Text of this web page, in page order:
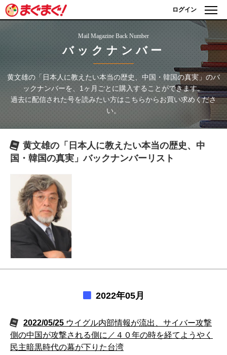
ログイン
Mail Magazine Back Number
バックナンバー
黄文雄の「日本人に教えたい本当の歴史、中国・韓国の真実」 のバ
ックナンバーを、1ヶ月ごとに購入することができます。
過去に配信された号を読みたい方はこちらからお買い求めくださ
い。
黄文雄の「日本人に教えたい本当の歴史、中
国・韓国の真実」バックナンバーリスト
2022年05月
2022/05/25 ウイグル内部情報が流出、サイバー攻撃
側の中国が攻撃される側に／４０年の時を経てようやく
民主暗黒時代の幕が下りた台湾